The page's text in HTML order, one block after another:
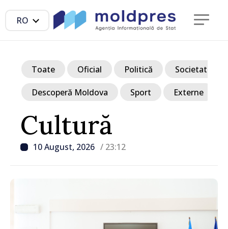
RO
Cultură
10 August, 2026 / 23:12
Toate Oficial Politică Societate
Descoperă Moldova Sport Externe